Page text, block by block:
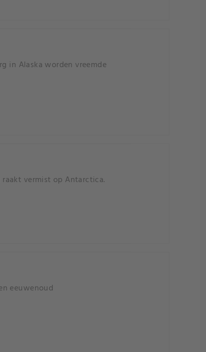
in Alaska worden vreemde
raakt vermist op Antarctica.
eeuwenoud